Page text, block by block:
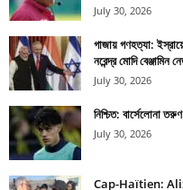
July 30, 2026
গাজায় গণহত্যা:
নরেন্দ্র মোদি বেঞ্জামিন
July 30, 2026
নিশ্চিত: বার্সেলোনা
July 30, 2026
Cap-Haïtien: Alix